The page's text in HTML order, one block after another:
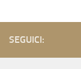
SEGUICI: